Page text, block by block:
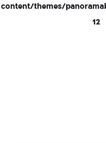
content/themes/
12